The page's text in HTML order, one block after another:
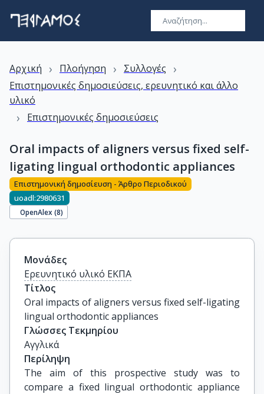
Αρχική › Πλοήγηση › Συλλογές ›
Επιστημονικές δημοσιεύσεις, ερευνητικό και άλλο
υλικό
› Επιστημονικές δημοσιεύσεις
Oral impacts of aligners versus fixed self-
ligating lingual orthodontic appliances
Επιστημονική δημοσίευση - Άρθρο Περιοδικού
uoadl:2980631
OpenAlex (8)
Μονάδες
Ερευνητικό υλικό ΕΚΠΑ
Τίτλος
Oral impacts of aligners versus fixed self-ligating
lingual orthodontic appliances
Γλώσσες Τεκμηρίου
Αγγλικά
Περίληψη
The aim of this prospective study was to
compare a fixed lingual orthodontic appliance